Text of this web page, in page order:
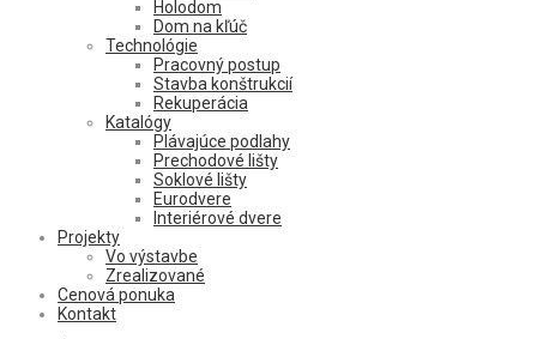
Holodom
Dom na kľúč
Technológie
Pracovný postup
Stavba konštrukcií
Rekuperácia
Katalógy
Plávajúce podlahy
Prechodové lišty
Soklové lišty
Eurodvere
Interiérové dvere
Projekty
Vo výstavbe
Zrealizované
Cenová ponuka
Kontakt